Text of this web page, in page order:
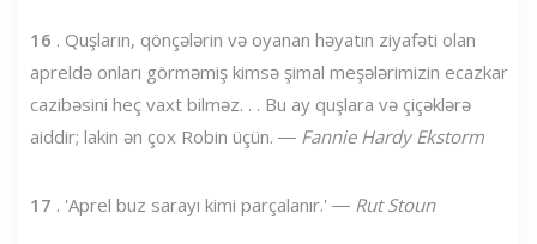
16 . Quşların, qönçələrin və oyanan həyatın ziyafəti olan
apreldə onları görməmiş kimsə şimal meşələrimizin ecazkar
cazibəsini heç vaxt bilməz. . . Bu ay quşlara və çiçəklərə
aiddir; lakin ən çox Robin üçün. ― Fannie Hardy Ekstorm
17 . 'Aprel buz sarayı kimi parçalanır.' ― Rut Stoun